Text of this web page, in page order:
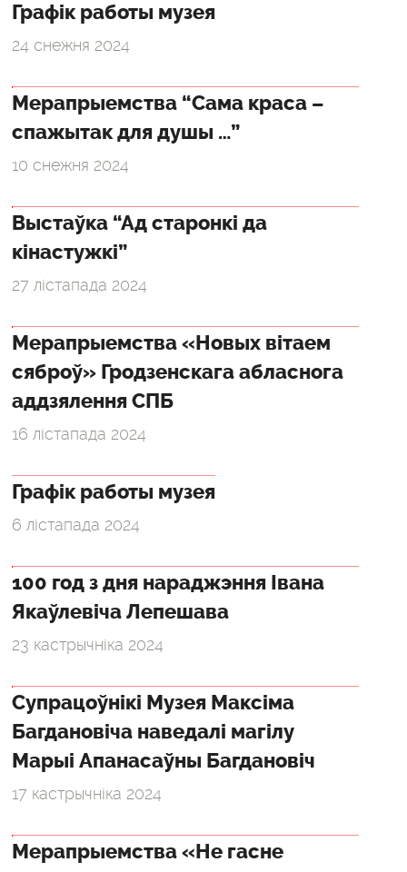
Графік работы музея
24 снежня 2024
Мерапрыемства “Сама краса –
спажытак для душы …”
10 снежня 2024
Выстаўка “Ад старонкі да
кінастужкі”
27 лістапада 2024
Мерапрыемства «Новых вітаем
сяброў» Гродзенскага абласнога
аддзялення СПБ
16 лістапада 2024
Графік работы музея
6 лістапада 2024
100 год з дня нараджэння Івана
Якаўлевіча Лепешава
23 кастрычніка 2024
Супрацоўнікі Музея Максіма
Багдановіча наведалі магілу
Марыі Апанасаўны Багдановіч
17 кастрычніка 2024
Мерапрыемства «Не гасне